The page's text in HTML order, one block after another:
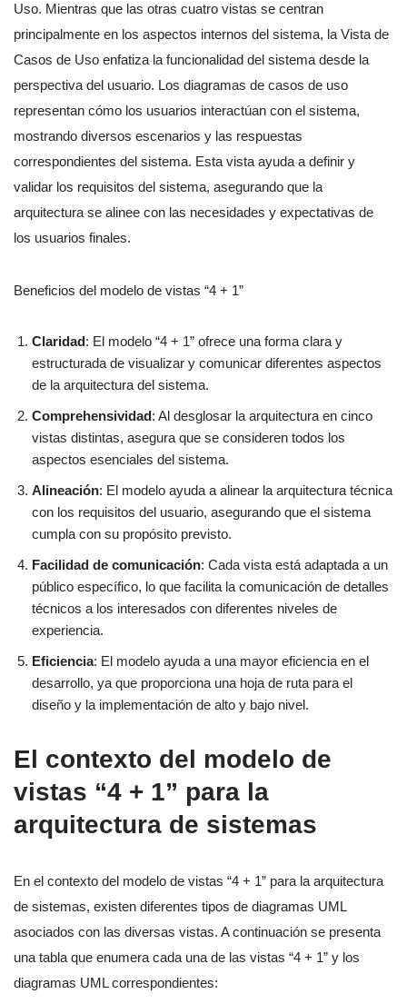
Uso. Mientras que las otras cuatro vistas se centran
principalmente en los aspectos internos del sistema, la Vista de
Casos de Uso enfatiza la funcionalidad del sistema desde la
perspectiva del usuario. Los diagramas de casos de uso
representan cómo los usuarios interactúan con el sistema,
mostrando diversos escenarios y las respuestas
correspondientes del sistema. Esta vista ayuda a definir y
validar los requisitos del sistema, asegurando que la
arquitectura se alinee con las necesidades y expectativas de
los usuarios finales.
Beneficios del modelo de vistas “4 + 1”
Claridad: El modelo “4 + 1” ofrece una forma clara y
estructurada de visualizar y comunicar diferentes aspectos
de la arquitectura del sistema.
Comprehensividad: Al desglosar la arquitectura en cinco
vistas distintas, asegura que se consideren todos los
aspectos esenciales del sistema.
Alineación: El modelo ayuda a alinear la arquitectura técnica
con los requisitos del usuario, asegurando que el sistema
cumpla con su propósito previsto.
Facilidad de comunicación: Cada vista está adaptada a un
público específico, lo que facilita la comunicación de detalles
técnicos a los interesados con diferentes niveles de
experiencia.
Eficiencia: El modelo ayuda a una mayor eficiencia en el
desarrollo, ya que proporciona una hoja de ruta para el
diseño y la implementación de alto y bajo nivel.
El contexto del modelo de
vistas “4 + 1” para la
arquitectura de sistemas
En el contexto del modelo de vistas “4 + 1” para la arquitectura
de sistemas, existen diferentes tipos de diagramas UML
asociados con las diversas vistas. A continuación se presenta
una tabla que enumera cada una de las vistas “4 + 1” y los
diagramas UML correspondientes: